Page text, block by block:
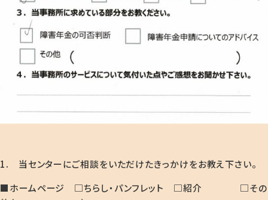
1. 当センターにご相談をいただけたきっかけをお教え下さい。
■ホームページ □ちらし・パンフレット □紹介 □その